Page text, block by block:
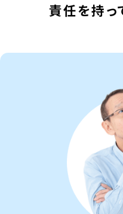
責任を持っ